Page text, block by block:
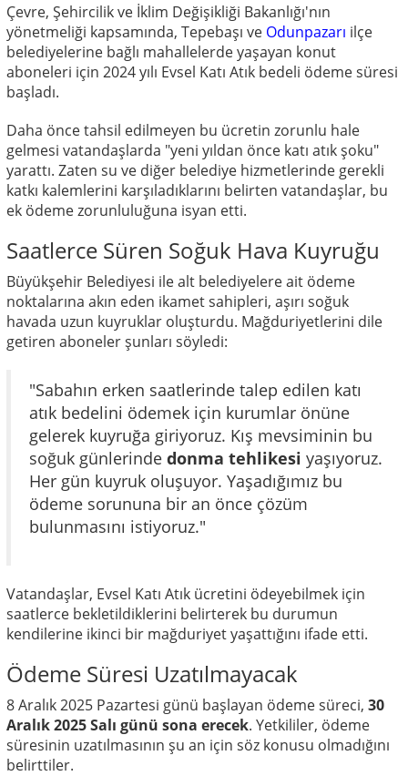
Çevre, Şehircilik ve İklim Değişikliği Bakanlığı'nın
yönetmeliği kapsamında, Tepebaşı ve Odunpazarı ilçe
belediyelerine bağlı mahallelerde yaşayan konut
aboneleri için 2024 yılı Evsel Katı Atık bedeli ödeme süresi
başladı.
Daha önce tahsil edilmeyen bu ücretin zorunlu hale
gelmesi vatandaşlarda "yeni yıldan önce katı atık şoku"
yarattı. Zaten su ve diğer belediye hizmetlerinde gerekli
katkı kalemlerini karşıladıklarını belirten vatandaşlar, bu
ek ödeme zorunluluğuna isyan etti.
Saatlerce Süren Soğuk Hava Kuyruğu
Büyükşehir Belediyesi ile alt belediyelere ait ödeme
noktalarına akın eden ikamet sahipleri, aşırı soğuk
havada uzun kuyruklar oluşturdu. Mağduriyetlerini dile
getiren aboneler şunları söyledi:
"Sabahın erken saatlerinde talep edilen katı
atık bedelini ödemek için kurumlar önüne
gelerek kuyruğa giriyoruz. Kış mevsiminin bu
soğuk günlerinde donma tehlikesi yaşıyoruz.
Her gün kuyruk oluşuyor. Yaşadığımız bu
ödeme sorununa bir an önce çözüm
bulunmasını istiyoruz."
Vatandaşlar, Evsel Katı Atık ücretini ödeyebilmek için
saatlerce bekletildiklerini belirterek bu durumun
kendilerine ikinci bir mağduriyet yaşattığını ifade etti.
Ödeme Süresi Uzatılmayacak
8 Aralık 2025 Pazartesi günü başlayan ödeme süreci, 30
Aralık 2025 Salı günü sona erecek. Yetkililer, ödeme
süresinin uzatılmasının şu an için söz konusu olmadığını
belirttiler.